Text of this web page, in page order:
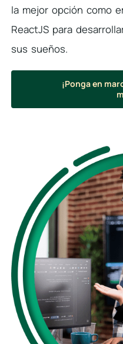
la mejor opción como
ReactJS para
sus sueños.
¡Ponga en